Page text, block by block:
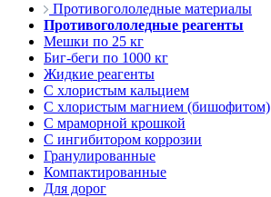
Противогололедные материалы
Противогололедные реагенты
Мешки по 25 кг
Биг-беги по 1000 кг
Жидкие реагенты
С хлористым кальцием
С хлористым магнием (бишофитом)
С мраморной крошкой
С ингибитором коррозии
Гранулированные
Компактированные
Для дорог